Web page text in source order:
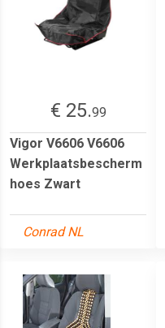
€ 25.99
Vigor V6606 V6606
Werkplaatsbescherm
hoes Zwart
Conrad NL